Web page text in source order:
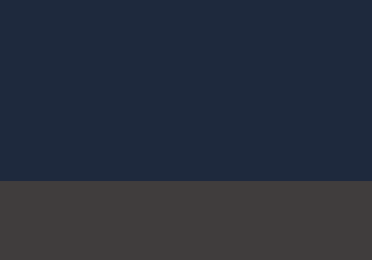
preenchido, que aumenta muito a sua